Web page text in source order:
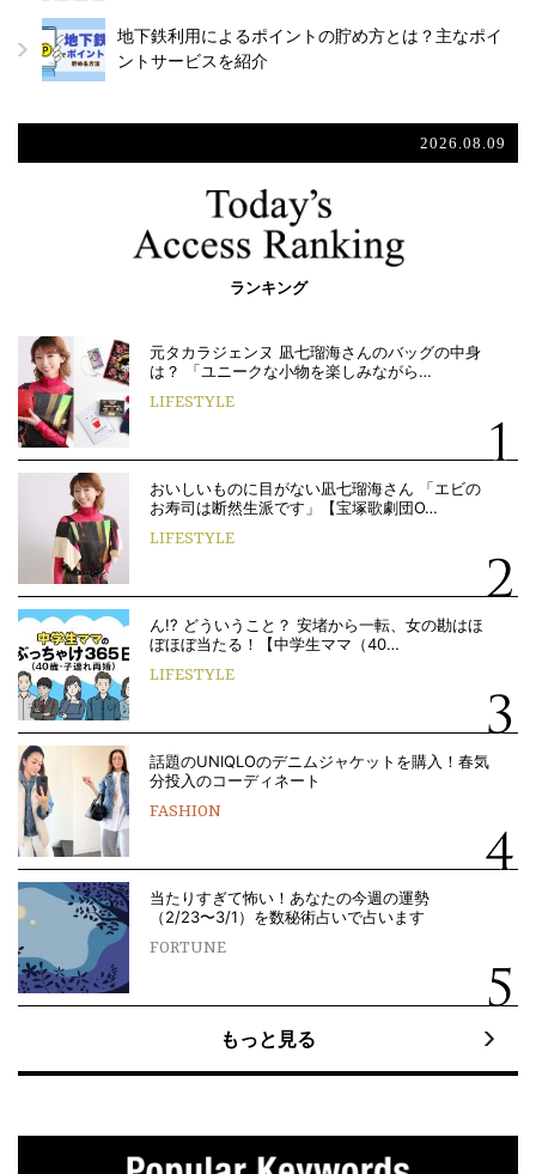
地下鉄利用によるポイントの貯め方とは？主なポイ
ントサービスを紹介
2026.08.09
ランキング
元タカラジェンヌ 凪七瑠海さんのバッグの中身
は？ 「ユニークな小物を楽しみながら…
LIFESTYLE
おいしいものに目がない凪七瑠海さん 「エビの
お寿司は断然生派です」【宝塚歌劇団O…
LIFESTYLE
ん!? どういうこと？ 安堵から一転、女の勘はほ
ぼほぼ当たる！【中学生ママ（40…
LIFESTYLE
話題のUNIQLOのデニムジャケットを購入！春気
分投入のコーディネート
FASHION
当たりすぎて怖い！あなたの今週の運勢
（2/23〜3/1）を数秘術占いで占います
FORTUNE
もっと見る